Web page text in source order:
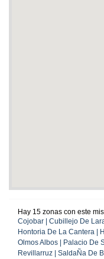
Hay 15 zonas con este
Cojobar | Cubillejo De
Hontoria De La Cantera |
Olmos Albos | Palacio De
Revillarruz | SaldaÑa De